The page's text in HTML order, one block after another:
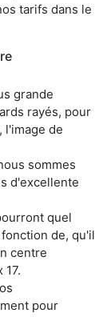
tarifs dans le
grande
rayés, pour
l'image de
sommes
d'excellente
quel
de, qu'il
centre
pour